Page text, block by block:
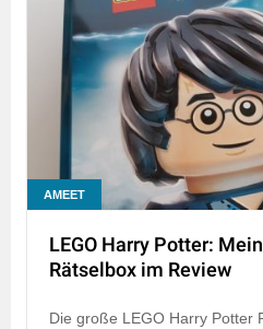
AMEET
LEGO Harry Potter:
Rätselbox im Review
Die große LEGO Harry Potter